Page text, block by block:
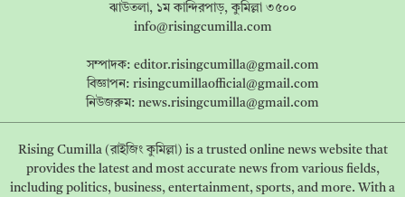
ঝাউতলা, ১ম কান্দিরপাড়, কুমিল্লা ৩৫০০
info@risingcumilla.com
সম্পাদক: editor.risingcumilla@gmail.com
বিজ্ঞাপন: risingcumillaofficial@gmail.com
নিউজরুম: news.risingcumilla@gmail.com
Rising Cumilla (রাইজিং কুমিল্লা) is a trusted online news website that
provides the latest and most accurate news from various fields,
including politics, business, entertainment, sports, and more. With a